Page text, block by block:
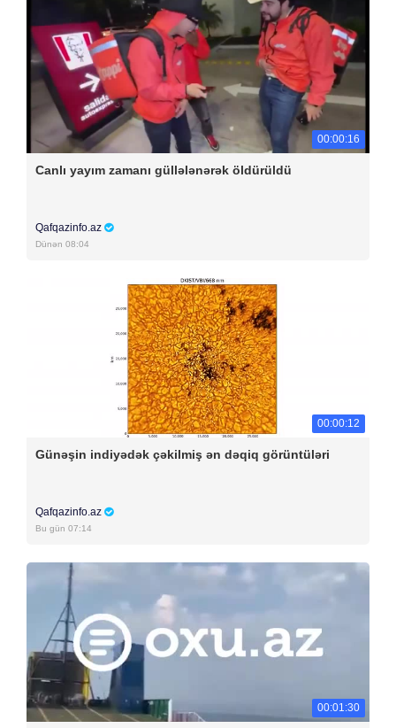
00:00:16
Canlı yayım zamanı güllələnərək öldürüldü
Qafqazinfo.az
Dünən 08:04
00:00:12
Günəşin indiyədək çəkilmiş ən dəqiq görüntüləri
Qafqazinfo.az
Bu gün 07:14
00:01:30